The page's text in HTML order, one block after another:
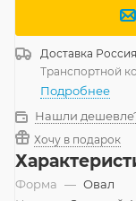
Доставка Россия
Транспортной
Подробнее
Нашли
Хочу в подарок
Форма — Овал